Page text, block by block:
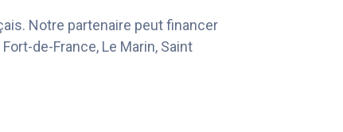
Notre partenaire peut financer
de-France, Le Marin, Saint